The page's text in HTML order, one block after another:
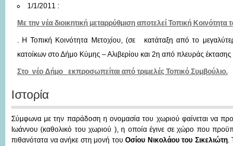
1/1/2011 :
Με την νέα διοικητική μεταρρύθμιση αποτελεί Τοπική
. Η Τοπική Κοινότητα Μετοχίου, (σε κατάταξη από το
κατοίκων στο Δήμο Κύμης – Αλιβερίου και 2η από πλευράς
Στο νέο Δήμο εκπροσωπείται από τριμελές Τοπικό Συμβούλιο.
Ιστορία
Σύμφωνα με την παράδοση η ονομασία του χωριού φαίνεται να
Ιωάννου (καθολικό του χωριού ), η οποία έγινε σε χώρο που
πιθανότατα να ανήκε στη μονή του Οσίου Νικολάου του Σικελιώτη.